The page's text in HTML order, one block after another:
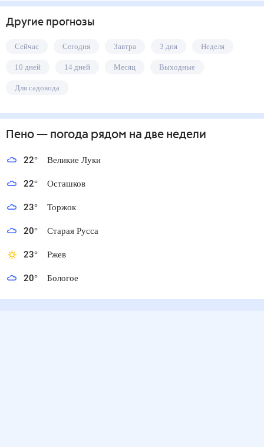
Другие прогнозы
Сейчас Сегодня Завтра 3 дня Неделя
10 дней 14 дней Месяц Выходные
Для садовода
Пено— погода рядом на две недели
22° Великие Луки
22° Осташков
23° Торжок
20° Старая Русса
23° Ржев
20° Бологое